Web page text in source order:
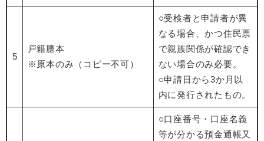
5
戸籍謄本
※原本のみ（コピー不可）
○受検者と申請者が異
なる場合、かつ住民票
で親族関係が確認でき
ない場合のみ必要。
○申請日から3か月以
内に発行されたもの。
○口座番号・口座名義
等が分かる預金通帳又